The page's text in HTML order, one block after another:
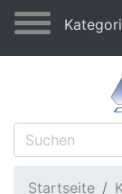
Startseite